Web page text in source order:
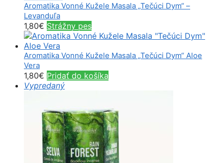
Aromatika Vonné Kužele Masala „Tečúci Dym“ –
Levanduľa
1,80€ Strážny pes
Aromatika Vonné Kužele Masala „Tečúci Dym“ Aloe
Vera
1,80€ Pridať do košíka
Vypredaný